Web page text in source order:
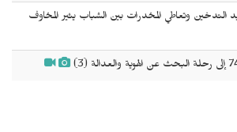
التدخين وتعاطي المخدرات بين الشباب يثير المخاوف